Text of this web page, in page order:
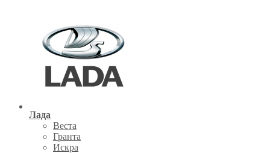
Лада
Веста
Гранта
Искра